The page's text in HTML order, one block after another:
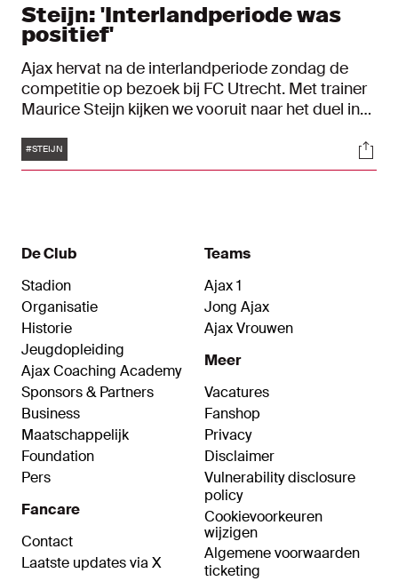
Steijn: 'Interlandperiode was
positief'
Ajax hervat na de interlandperiode zondag de
competitie op bezoek bij FC Utrecht. Met trainer
Maurice Steijn kijken we vooruit naar het duel in
hopen dat ze zondag hersteld zijn."
Tags
#STEIJN
De Club
Stadion
Organisatie
Historie
Jeugdopleiding
Ajax Coaching Academy
Sponsors & Partners
Business
Maatschappelijk
Foundation
Pers
Fancare
Contact
Laatste updates via X
Teams
Ajax 1
Jong Ajax
Ajax Vrouwen
Meer
Vacatures
Fanshop
Privacy
Disclaimer
Vulnerability disclosure
policy
Cookievoorkeuren
wijzigen
Algemene voorwaarden
ticketing